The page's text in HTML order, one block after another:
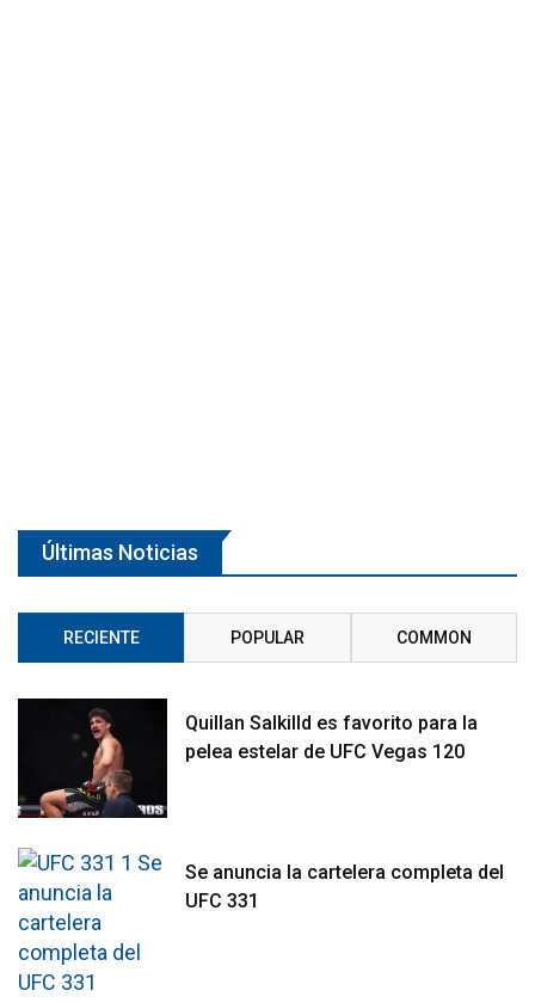
Últimas Noticias
RECIENTE POPULAR COMMON
Quillan Salkilld es favorito para la
pelea estelar de UFC Vegas 120
Se anuncia la cartelera completa del
UFC 331